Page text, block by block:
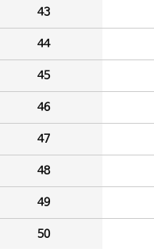
43
44
45
46
47
48
49
50